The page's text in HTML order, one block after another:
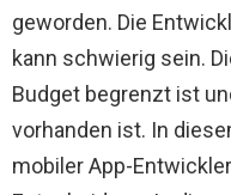
geworden. Die
kann schwierig sein.
Budget begrenzt ist
vorhanden ist. In
mobiler App-